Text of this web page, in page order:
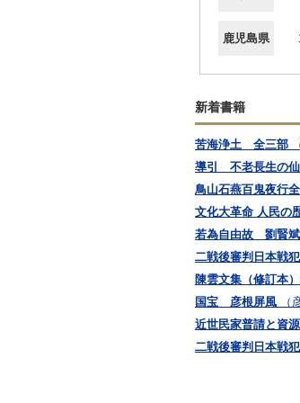
鹿児島県
新着書籍
苦海浄土 全三部
導引 不老長生の
鳥山石燕百鬼夜行
文化大革命 人民の
若為自由故 劉賢
二戦後審判日本戦
陳雲文集（修訂本
国宝 彦根屏風
（
近世民家普請と資
二戦後審判日本戦